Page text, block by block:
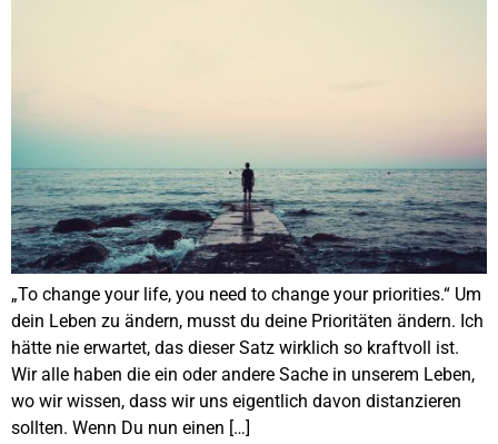
„To change your life, you need to change your priorities.“ Um
dein Leben zu ändern, musst du deine Prioritäten ändern. Ich
hätte nie erwartet, das dieser Satz wirklich so kraftvoll ist.
Wir alle haben die ein oder andere Sache in unserem Leben,
wo wir wissen, dass wir uns eigentlich davon distanzieren
sollten. Wenn Du nun einen […]